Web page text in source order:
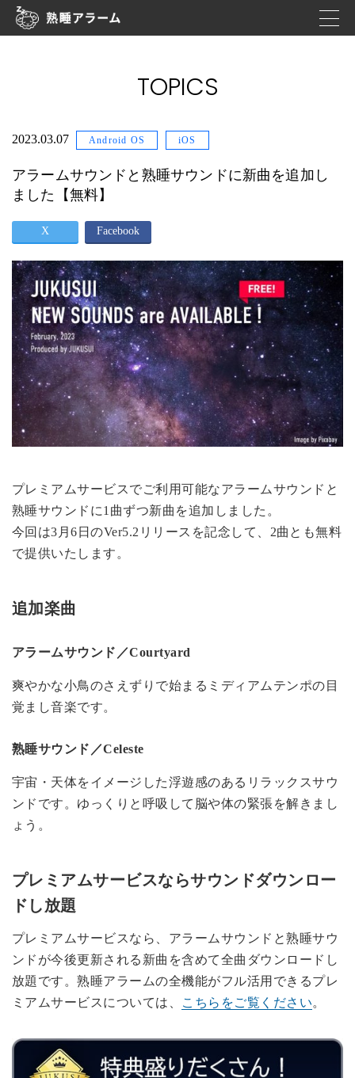
TOPICS
2023.03.07 Android OS iOS
アラームサウンドと熟睡サウンドに新曲を追加し
ました【無料】
X Facebook
プレミアムサービスでご利用可能なアラームサウンドと
熟睡サウンドに1曲ずつ新曲を追加しました。
今回は3月6日のVer5.2リリースを記念して、2曲とも無料
で提供いたします。
追加楽曲
アラームサウンド／Courtyard
爽やかな小鳥のさえずりで始まるミディアムテンポの目
覚まし音楽です。
熟睡サウンド／Celeste
宇宙・天体をイメージした浮遊感のあるリラックスサウ
ンドです。ゆっくりと呼吸して脳や体の緊張を解きまし
ょう。
プレミアムサービスならサウンドダウンロー
ドし放題
プレミアムサービスなら、アラームサウンドと熟睡サウ
ンドが今後更新される新曲を含めて全曲ダウンロードし
放題です。熟睡アラームの全機能がフル活用できるプレ
ミアムサービスについては、
こちらをご覧ください。